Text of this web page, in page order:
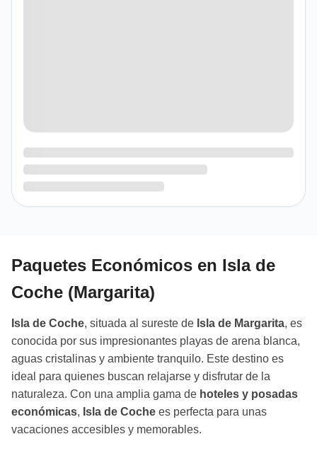
Paquetes Económicos en Isla de
Coche (Margarita)
Isla de Coche, situada al sureste de Isla de Margarita, es
conocida por sus impresionantes playas de arena blanca,
aguas cristalinas y ambiente tranquilo. Este destino es
ideal para quienes buscan relajarse y disfrutar de la
naturaleza. Con una amplia gama de hoteles y posadas
económicas, Isla de Coche es perfecta para unas
vacaciones accesibles y memorables.